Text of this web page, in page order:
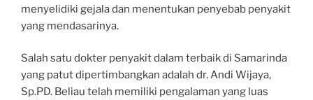
menyelidiki gejala dan menentukan penyebab penyakit
yang mendasarinya.
Salah satu dokter penyakit dalam terbaik di Samarinda
yang patut dipertimbangkan adalah dr. Andi Wijaya,
Sp.PD. Beliau telah memiliki pengalaman yang luas